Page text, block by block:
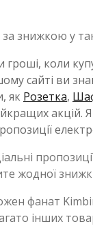
знижкою у
коли
сайті ви
як Розетка,
жодної
фанат
інших